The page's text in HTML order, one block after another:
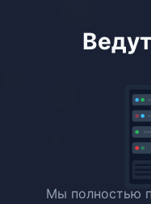
Мы полностью